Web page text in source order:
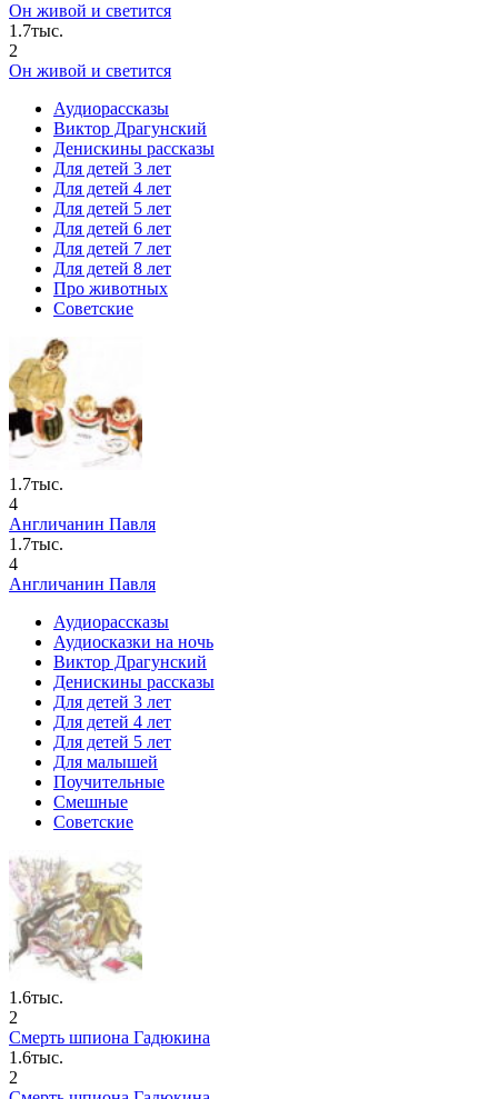
Он живой и светится
1.7тыс.
2
Он живой и светится
Аудиорассказы
Виктор Драгунский
Денискины рассказы
Для детей 3 лет
Для детей 4 лет
Для детей 5 лет
Для детей 6 лет
Для детей 7 лет
Для детей 8 лет
Про животных
Советские
1.7тыс.
4
Англичанин Павля
1.7тыс.
4
Англичанин Павля
Аудиорассказы
Аудиосказки на ночь
Виктор Драгунский
Денискины рассказы
Для детей 3 лет
Для детей 4 лет
Для детей 5 лет
Для малышей
Поучительные
Смешные
Советские
1.6тыс.
2
Смерть шпиона Гадюкина
1.6тыс.
2